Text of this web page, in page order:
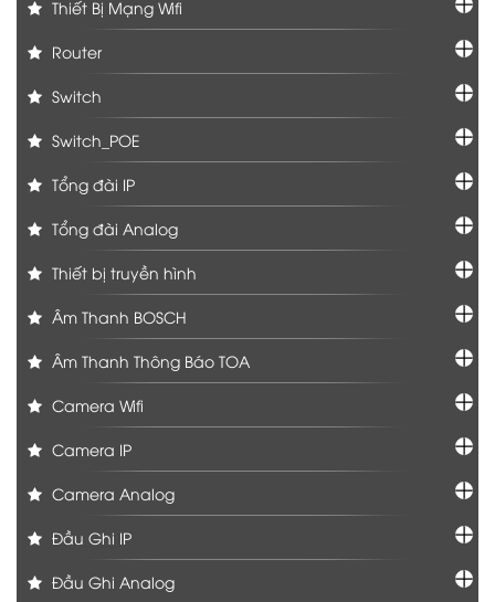
Thiết Bị Mạng Wifi
Router
Switch
Switch_POE
Tổng đài IP
Tổng đài Analog
Thiết bị truyền hình
Âm Thanh BOSCH
Âm Thanh Thông Báo TOA
Camera Wifi
Camera IP
Camera Analog
Đầu Ghi IP
Đầu Ghi Analog